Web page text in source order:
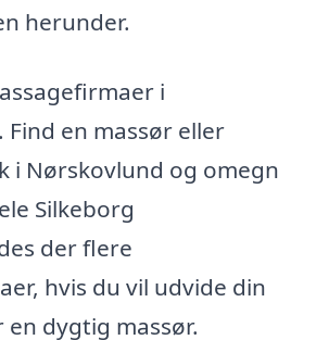
herunder.
i
en massør eller
i Nørskovlund og omegn
Silkeborg
der flere
hvis du vil udvide din
dygtig massør.